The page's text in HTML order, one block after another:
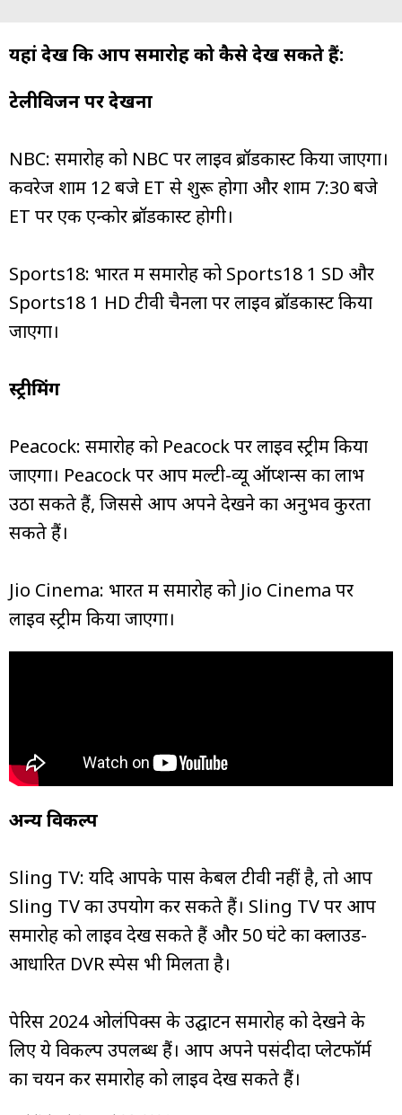
यहां देखें कि आप समारोह को कैसे देख सकते हैं:
टेलीविजन पर देखना
NBC: समारोह को NBC पर लाइव ब्रॉडकास्ट किया जाएगा।
कवरेज शाम 12 बजे ET से शुरू होगा और शाम 7:30 बजे
ET पर एक एन्कोर ब्रॉडकास्ट होगी।
Sports18: भारत में समारोह को Sports18 1 SD और
Sports18 1 HD टीवी चैनलों पर लाइव ब्रॉडकास्ट किया
जाएगा।
स्ट्रीमिंग
Peacock: समारोह को Peacock पर लाइव स्ट्रीम किया
जाएगा। Peacock पर आप मल्टी-व्यू ऑप्शन्स का लाभ
उठा सकते हैं, जिससे आप अपने देखने का अनुभव कुरता
सकते हैं।
Jio Cinema: भारत में समारोह को Jio Cinema पर
लाइव स्ट्रीम किया जाएगा।
अन्य विकल्प
Sling TV: यदि आपके पास केबल टीवी नहीं है, तो आप
Sling TV का उपयोग कर सकते हैं। Sling TV पर आप
समारोह को लाइव देख सकते हैं और 50 घंटे का क्लाउड-
आधारित DVR स्पेस भी मिलता है।
पेरिस 2024 ओलंपिक्स के उद्घाटन समारोह को देखने के
लिए ये विकल्प उपलब्ध हैं। आप अपने पसंदीदा प्लेटफॉर्म
का चयन कर समारोह को लाइव देख सकते हैं।